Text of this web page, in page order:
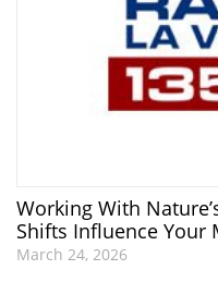
Working With
Shifts Influence Your
March 24, 2026